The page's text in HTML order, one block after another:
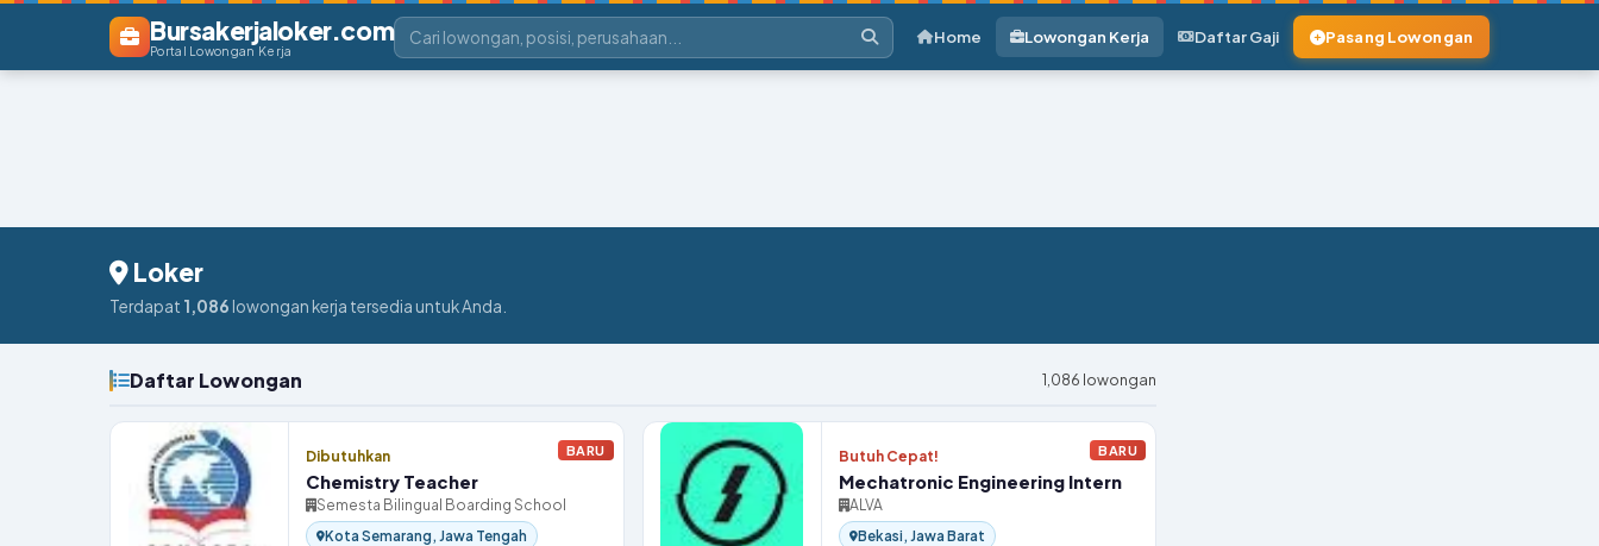
Bursakerjaloker.com
Portal Lowongan Kerja
Home Lowongan Kerja Daftar Gaji Pasang Lowongan
Loker
Terdapat 1,086 lowongan kerja tersedia untuk Anda.
Daftar Lowongan 1,086 lowongan
Dibutuhkan
Chemistry Teacher
Semesta Bilingual Boarding School
Kota Semarang, Jawa Tengah
BARU Butuh Cepat!
Mechatronic Engineering Intern
ALVA
Bekasi, Jawa Barat
BARU